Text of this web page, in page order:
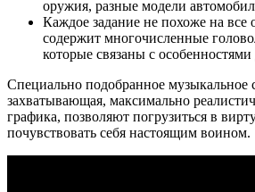
оружия, разные модели
Каждое задание не похоже на все
содержит многочисленные
которые связаны с
Специально подобранное музыкальное
захватывающая, максимально
графика, позволяют погрузиться в
почувствовать себя настоящим воином.